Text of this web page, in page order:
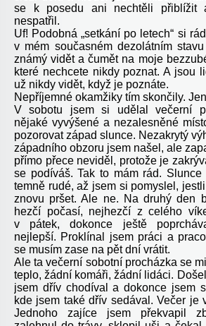
se k posedu ani nechtěli
nespatřil.
Uf! Podobná „setkání po letech“ si
v mém současném dezolátním
známý vidět a čumět na moje
které nechcete nikdy poznat. A jsou
už nikdy vidět, když je poznáte.
Nepříjemné okamžiky tím skončily.
V sobotu jsem si udělal večerní
nějaké vyvýšené a nezalesněné
pozorovat západ slunce. Nezakrytý
západního obzoru jsem našel, ale
přímo přece neviděl, protože je
se podíváš. Tak to mám rád. Slunce
temně rudé, až jsem si pomyslel,
znovu pršet. Ale ne. Na druhý den
hezčí počasí, nejhezčí z celého
v pátek, dokonce ještě
nejlepší. Proklínal jsem práci a
se musím zase na pět dní vrátit.
Ale ta večerní sobotní procházka se
teplo, žádní komáři, žádní lidáci.
jsem dřív chodíval a dokonce jsem
kde jsem také dřív sedával. Večer je
Jednoho zajíce jsem překvapil